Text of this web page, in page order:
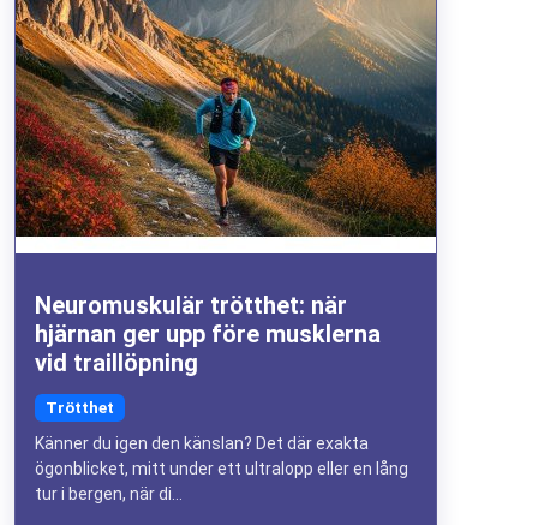
Neuromuskulär trötthet: när
hjärnan ger upp före musklerna
vid traillöpning
Trötthet
Känner du igen den känslan? Det där exakta
ögonblicket, mitt under ett ultralopp eller en lång
tur i bergen, när di...